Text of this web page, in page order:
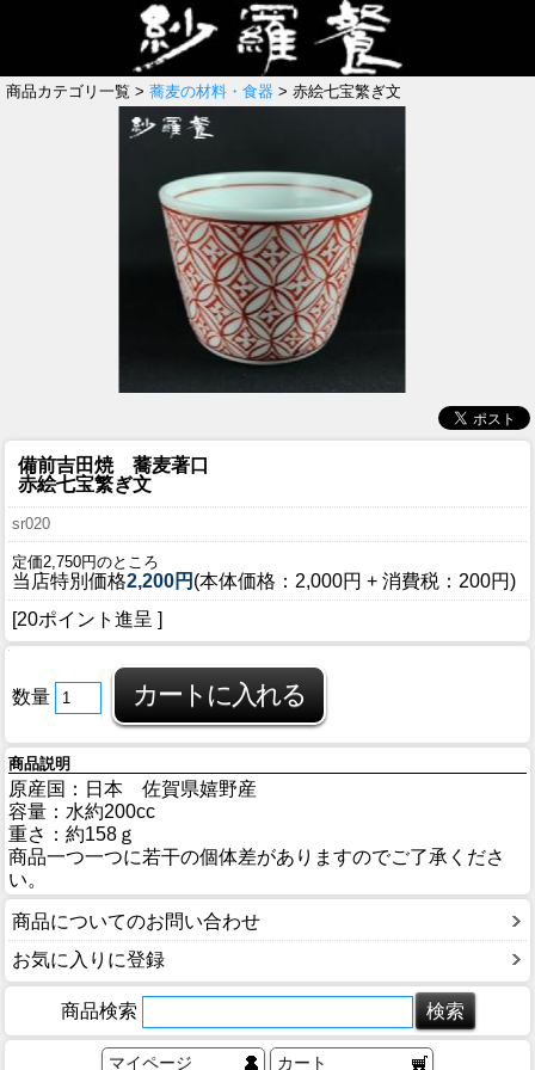
商品カテゴリ一覧 > 蕎麦の材料・食器 > 赤絵七宝繁ぎ文
備前吉田焼 蕎麦著口
赤絵七宝繁ぎ文
sr020
定価2,750円のところ
当店特別価格2,200円 (本体価格：2,000円 + 消費税：200円)
[20ポイント進呈 ]
数量
商品説明
原産国：日本 佐賀県嬉野産
容量：水約200cc
重さ：約158ｇ
商品一つ一つに若干の個体差がありますのでご了承くださ
い。
商品についてのお問い合わせ
お気に入りに登録
商品検索
マイページ カート